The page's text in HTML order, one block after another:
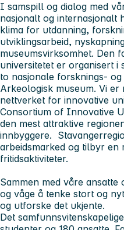
I samspill og dialog med
nasjonalt og internasjonalt
klima for utdanning,
utviklingsarbeid,
museumsvirksomhet. Den
universitetet er organisert i
to nasjonale forsknings-
Arkeologisk museum. Vi er
nettverket for innovative
Consortium of Innovative
den mest attraktive
innbyggere.
arbeidsmarked og tilbyr
fritidsaktiviteter.
Sammen med våre
og våge å tenke stort og
og utforske det ukjente.
Det